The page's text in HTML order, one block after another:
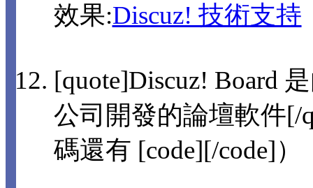
效果:Discuz! 技術支持
[quote]Discuz! Board
公司開發的論壇軟件
碼還有 [code][/code]）